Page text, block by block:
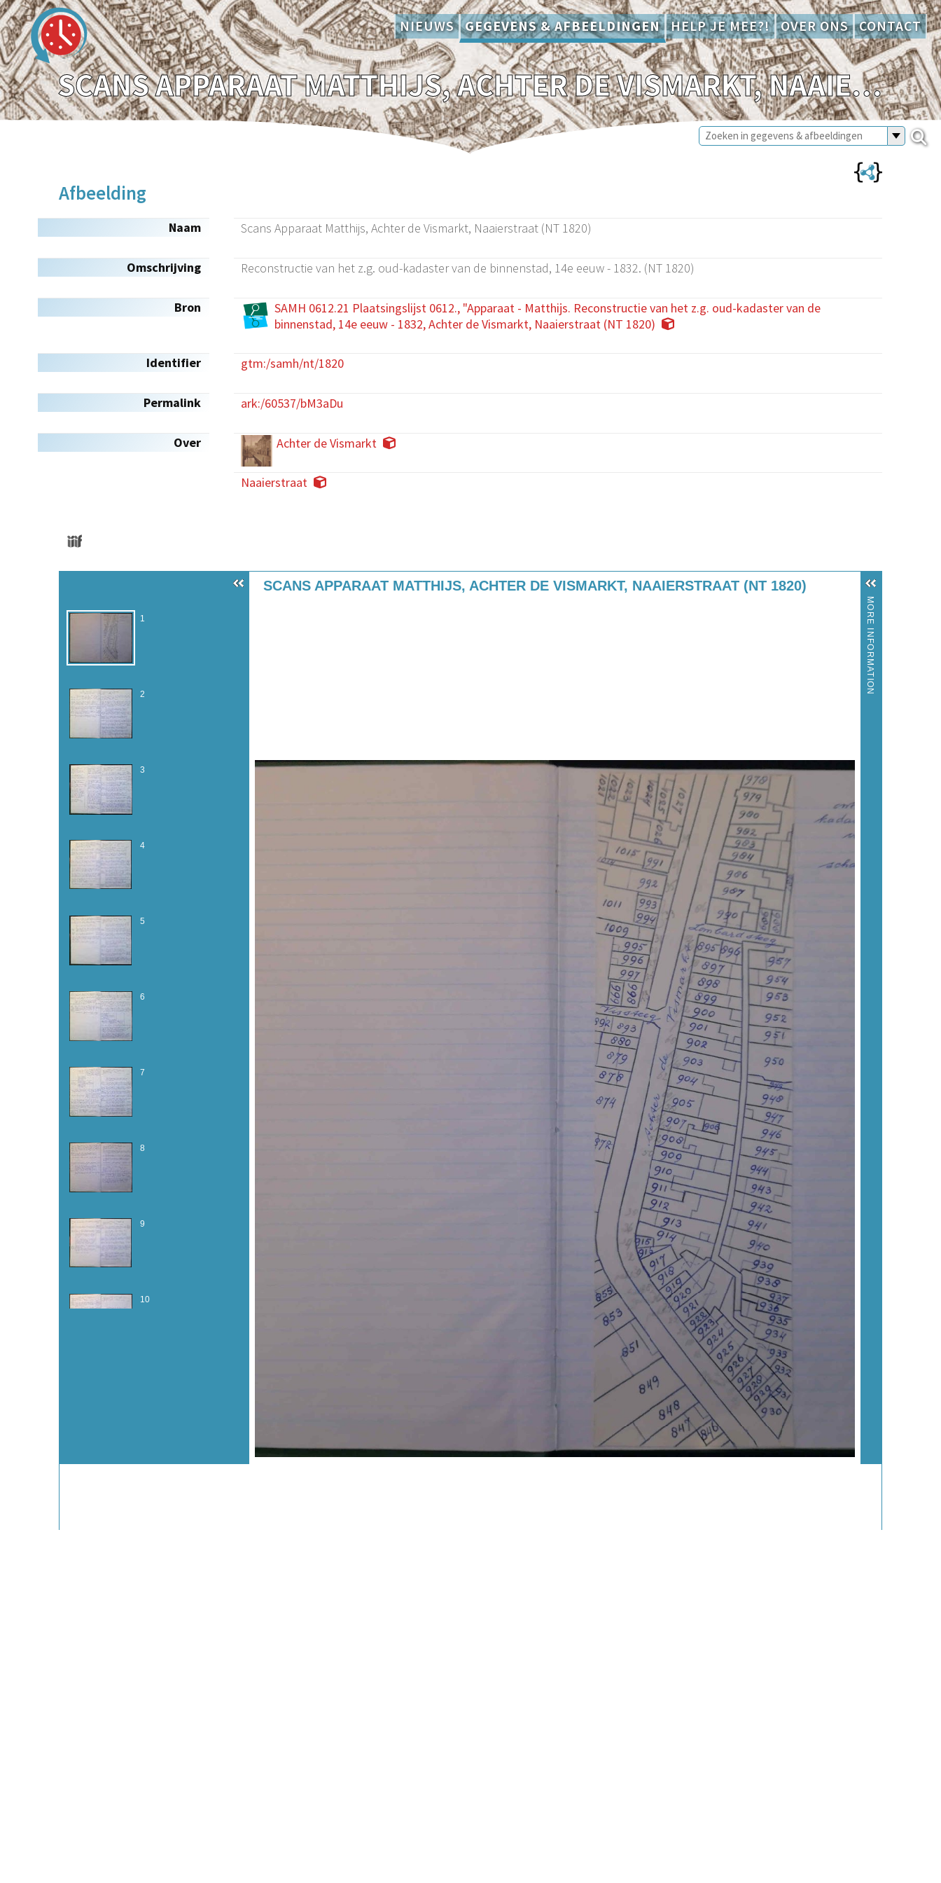
NIEUWS GEGEVENS & AFBEELDINGEN HELP JE MEE?! OVER ONS CONTACT
SCANS APPARAAT MATTHIJS, ACHTER DE VISMARKT, NAAIERSTRAAT (NT 1820)
Afbeelding
Naam Scans Apparaat Matthijs, Achter de Vismarkt, Naaierstraat (NT 1820)
Omschrijving Reconstructie van het z.g. oud-kadaster van de binnenstad, 14e eeuw - 1832. (NT 1820)
Bron
SAMH 0612.21 Plaatsingslijst 0612., "Apparaat - Matthijs. Reconstructie van het z.g. oud-kadaster van de
binnenstad, 14e eeuw - 1832, Achter de Vismarkt, Naaierstraat (NT 1820)
Identifier gtm:/samh/nt/1820
Permalink ark:/60537/bM3aDu
Over Achter de Vismarkt
Naaierstraat
Media Viewer
SCANS APPARAAT MATTHIJS, ACHTER DE VISMARKT, NAAIERSTRAAT (NT 1820)
1
2
3
4
5
6
7
8
9
10
MORE INFORMATION